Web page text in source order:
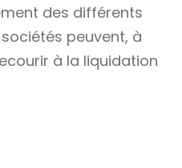
des différents
peuvent, à
à la liquidation